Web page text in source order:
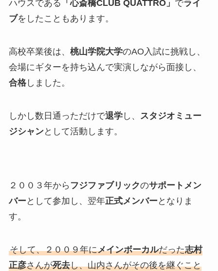
ハウスである 「心斎橋CLUB QUATTRO」 でライ
ブをしたこともあります。
高校卒業後は、 桃山学院大学のAO入試に挑戦し、
会場にギターを持ち込んで実演しながら面接し、
合格しました。
しかし数日通っただけで退学し、
スタジオミュー
ジシャンとして活動します。
２００３年から フジファブリックのサポートメン
バー として参加し、翌年正式メンバー となりま
す。
そして、２００９年にメインボーカルだった志村
正彦さんが死去し、山内さんがその後を継ぐこと